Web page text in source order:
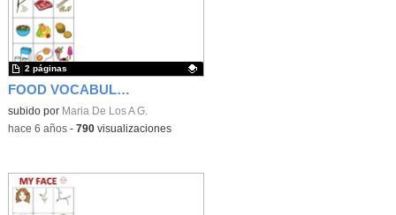
FOOD VOCABULARY GAME 2
Contenido educativo.
subido por Maria De Los A G.
2 páginas
-hace 6 años- 790visualizaciones